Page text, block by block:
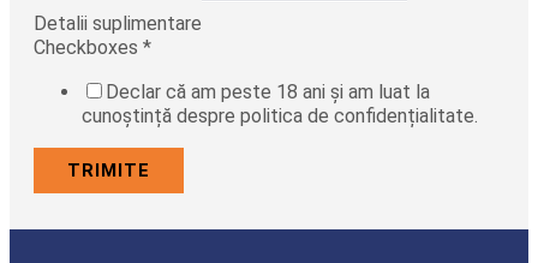
Detalii suplimentare
Checkboxes *
Declar că am peste 18 ani și am luat la
cunoștință despre politica de confidențialitate.
TRIMITE